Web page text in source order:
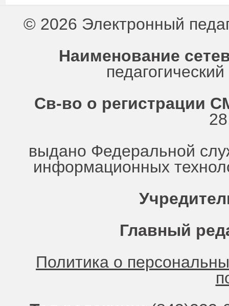
© 2026 Электронный
Наименование
Св-во о регистрации
выдано Федеральной
информационных
Главный
Политика о